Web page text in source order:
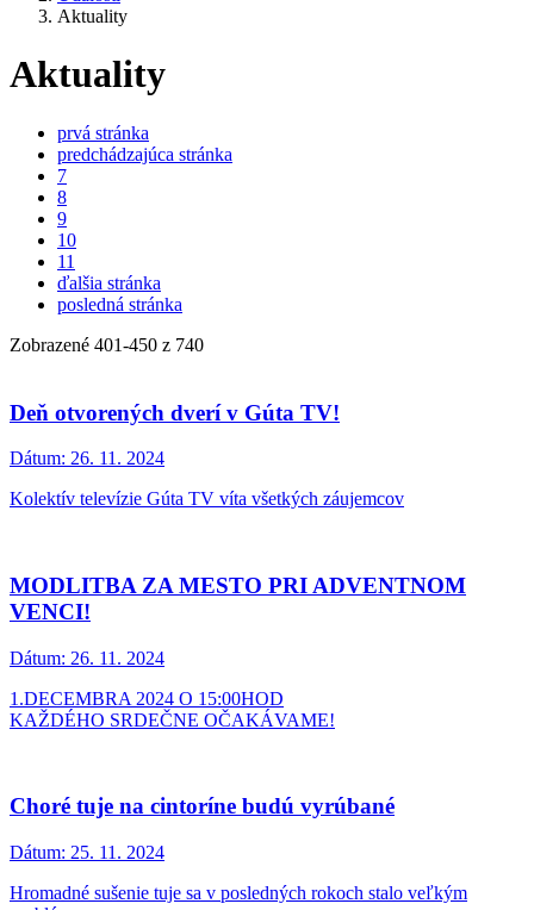
Aktuality
Aktuality
prvá stránka
predchádzajúca stránka
7
8
9
10
11
ďalšia stránka
posledná stránka
Zobrazené 401-450 z 740
Deň otvorených dverí v Gúta TV!
Dátum: 26. 11. 2024
Kolektív televízie Gúta TV víta všetkých záujemcov
MODLITBA ZA MESTO PRI ADVENTNOM
VENCI!
Dátum: 26. 11. 2024
1.DECEMBRA 2024 O 15:00HOD
KAŽDÉHO SRDEČNE OČAKÁVAME!
Choré tuje na cintoríne budú vyrúbané
Dátum: 25. 11. 2024
Hromadné sušenie tuje sa v posledných rokoch stalo veľkým